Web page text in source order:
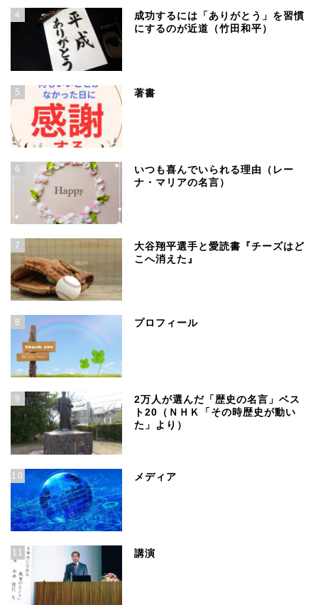
4
成功するには「ありがとう」を習慣
にするのが近道（竹田和平）
5 著書
6
いつも喜んでいられる理由（レー
ナ・マリアの名言）
7
大谷翔平選手と愛読書『チーズはど
こへ消えた』
8 プロフィール
9
2万人が選んだ「歴史の名言」ベス
ト20（ＮＨＫ「その時歴史が動い
た」より）
10 メディア
11 講演